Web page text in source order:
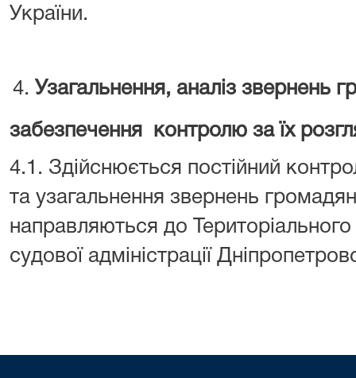
України.
Узагальнення, аналіз звернень
забезпечення контролю за їх
4.1. Здійснюється постійний
та узагальнення звернень
направляються до
судової адміністрації